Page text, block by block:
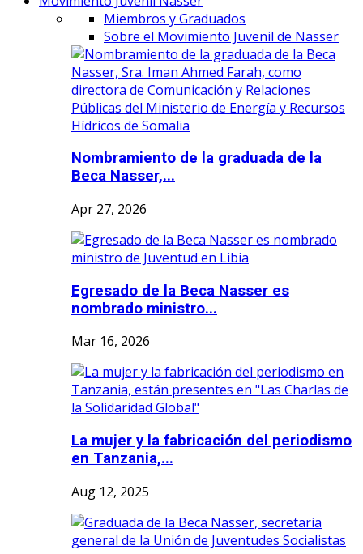
Miembros y Graduados
Sobre el Movimiento Juvenil de Nasser
Nombramiento de la graduada de la
Beca Nasser,...
Apr 27, 2026
Egresado de la Beca Nasser es
nombrado ministro...
Mar 16, 2026
La mujer y la fabricación del periodismo
en Tanzania,...
Aug 12, 2025